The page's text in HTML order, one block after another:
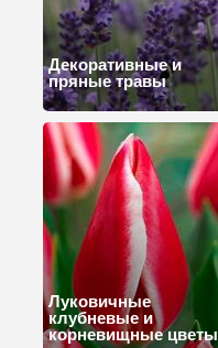
Декоративные и
пряные травы
Луковичные
клубневые и
корневищные цветы